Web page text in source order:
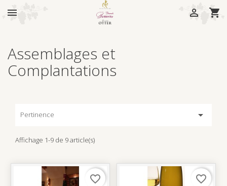
 

Assemblages et
Complantations
Pertinence 
Affichage 1-9 de 9 article(s)
favorite_border favorite_border